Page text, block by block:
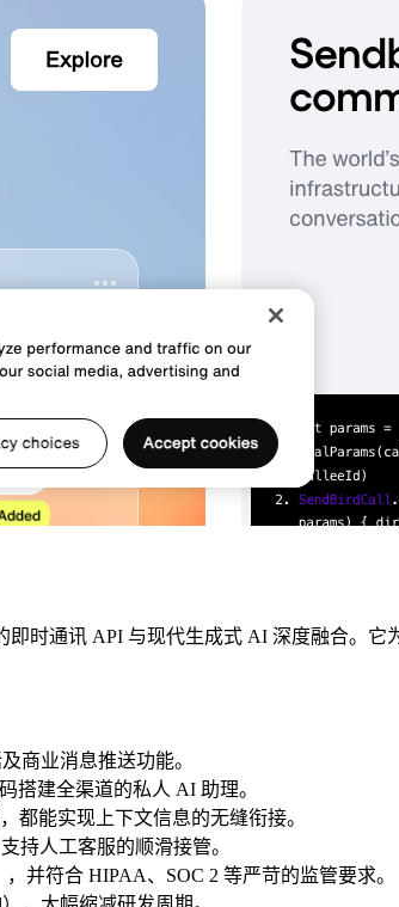
时通讯 API 与现代生成式 AI 深度融合。
商业消息推送功能。
搭建全渠道的私人 AI 助理。
都能实现上下文信息的无缝衔接。
持人工客服的顺滑接管。
并符合 HIPAA、SOC 2 等严苛的监管要求。